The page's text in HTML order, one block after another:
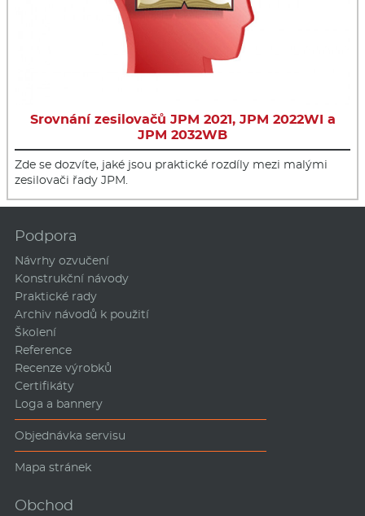
Srovnání zesilovačů JPM 2021, JPM 2022WI a
JPM 2032WB
Zde se dozvíte, jaké jsou praktické rozdíly mezi malými
zesilovači řady JPM.
Podpora
Návrhy ozvučení
Konstrukční návody
Praktické rady
Archiv návodů k použití
Školení
Reference
Recenze výrobků
Certifikáty
Loga a bannery
Objednávka servisu
Mapa stránek
Obchod